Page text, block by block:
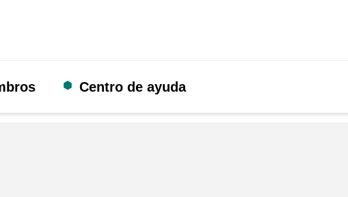
Centro de ayuda